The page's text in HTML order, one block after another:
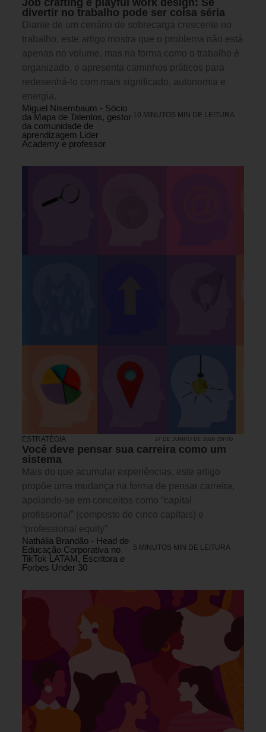
Job crafting e playful work design: Se
divertir no trabalho pode ser coisa séria
Diante de um cenário de sobrecarga crescente no
trabalho, este artigo mostra que o problema não está
apenas no volume, mas na forma como o trabalho é
organizado, e apresenta caminhos práticos para
redesenhá-lo com mais significado, autonomia e
energia.
Miguel Nisembaum - Sócio
da Mapa de Talentos, gestor
da comunidade de
aprendizagem Lider
Academy e professor
10 MINUTOS MIN DE LEITURA
ESTRATÉGIA 27 DE JUNHO DE 2026 15H00
Você deve pensar sua carreira como um
sistema
Mais do que acumular experiências, este artigo
propõe uma mudança na forma de pensar carreira,
apoiando-se em conceitos como “capital
profissional” (composto de cinco capitais) e
“professional equity”
Nathália Brandão - Head de
Educação Corporativa no
TikTok LATAM, Escritora e
Forbes Under 30
5 MINUTOS MIN DE LEITURA